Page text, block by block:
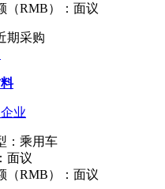
（RMB）： 面议
期采购
业
： 乘用车
面议
（RMB）： 面议